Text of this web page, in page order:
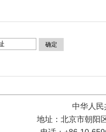
确定
中华人
地址：北京市朝阳